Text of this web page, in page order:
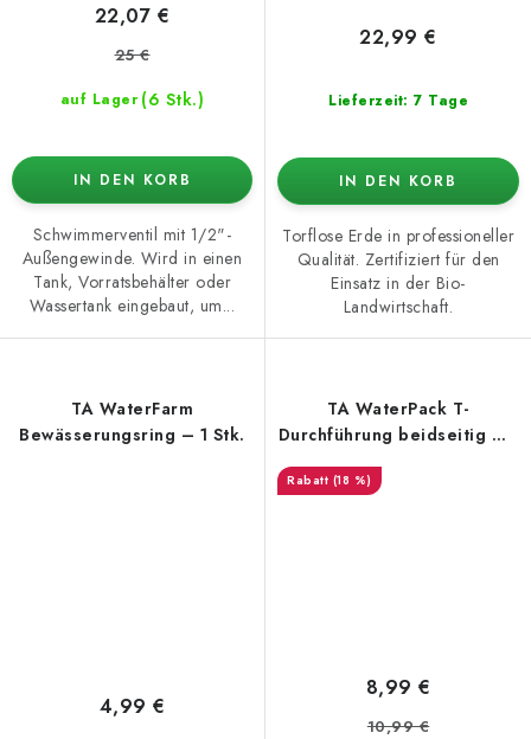
auf Lager (6 Stk.)
22,07 €
25 €
IN DEN KORB
Schwimmerventil mit 1/2"-
Außengewinde. Wird in einen
Tank, Vorratsbehälter oder
Wassertank eingebaut, um...
Lieferzeit: 7 Tage
22,99 €
IN DEN KORB
Torflose Erde in professioneller
Qualität. Zertifiziert für den
Einsatz in der Bio-
Landwirtschaft.
TA WaterFarm
Bewässerungsring – 1 Stk.
4,99 €
TA WaterPack T-
Durchführung beidseitig – 1
(18 %)
8,99 €
10,99 €